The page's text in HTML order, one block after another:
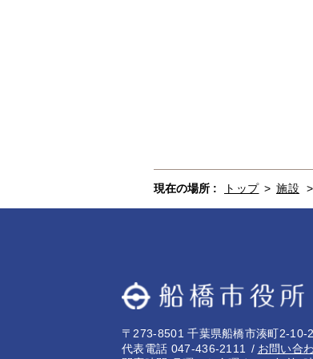
現在の場所 : トップ > 施設 >
〒273-8501 千葉県船橋市湊町2-10-
代表電話 047-436-2111
お問い合